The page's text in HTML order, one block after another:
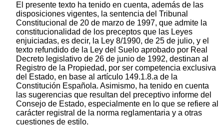
El presente texto ha tenido en cuenta, además de las
disposiciones vigentes, la sentencia del Tribunal
Constitucional de 20 de marzo de 1997, que admite la
constitucionalidad de los preceptos que las Leyes
enjuiciadas, es decir, la Ley 8/1990, de 25 de julio, y el
texto refundido de la Ley del Suelo aprobado por Real
Decreto legislativo de 26 de junio de 1992, destinan al
Registro de la Propiedad, por ser competencia exclusiva
del Estado, en base al artículo 149.1.8.a de la
Constitución Española. Asimismo, ha tenido en cuenta
las sugerencias que resultan del preceptivo informe del
Consejo de Estado, especialmente en lo que se refiere al
carácter registral de la norma reglamentaria y a otras
cuestiones de estilo.